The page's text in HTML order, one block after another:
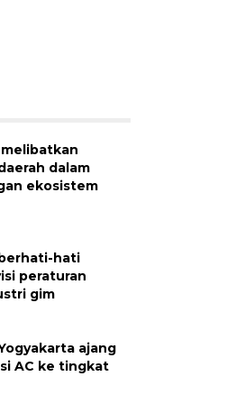
dalam
ekosistem
hati
peraturan
gim
ajang
AC ke tingkat